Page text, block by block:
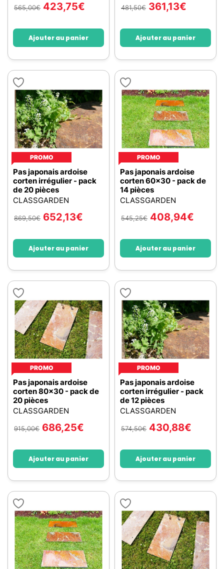
565,00€ 423,75€
Ajouter au panier
481,50€ 361,13€
Ajouter au panier
PROMO
Pas japonais ardoise
corten irrégulier - pack
de 20 pièces
CLASSGARDEN
869,50€ 652,13€
Ajouter au panier
PROMO
Pas japonais ardoise
corten 60x30 - pack de
14 pièces
CLASSGARDEN
545,25€ 408,94€
Ajouter au panier
PROMO
Pas japonais ardoise
corten 80x30 - pack de
20 pièces
CLASSGARDEN
915,00€ 686,25€
Ajouter au panier
PROMO
Pas japonais ardoise
corten irrégulier - pack
de 12 pièces
CLASSGARDEN
574,50€ 430,88€
Ajouter au panier